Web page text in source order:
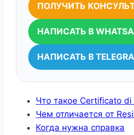
ПОЛУЧИТЬ
НАПИСАТЬ В
НАПИСАТЬ В
Что такое Certificato di
Чем отличается от
Когда нужна справка